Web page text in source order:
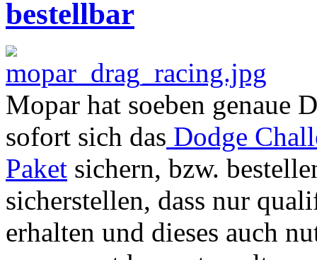
bestellbar
Mopar hat soeben genaue
sofort sich das Dodge
Paket sichern, bzw.
sicherstellen, dass nur
erhalten und dieses auch